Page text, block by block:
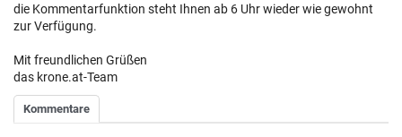
die Kommentarfunktion steht Ihnen ab 6 Uhr wieder wie gewohnt
zur Verfügung.
Mit freundlichen Grüßen
das krone.at-Team